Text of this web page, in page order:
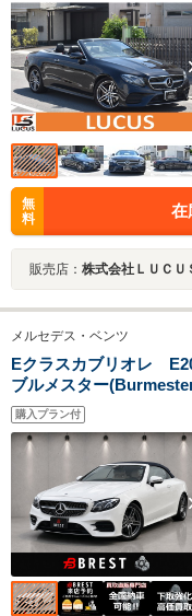
無
料
在
販売店： 株式会社ＬＵＣ
メルセデス・ベンツ
Eクラスカブリオレ
ブルメスター
スパッケージ/レーダー
プ/エアスカーフ/パワー
フュームアトマイザー
購入プラン付